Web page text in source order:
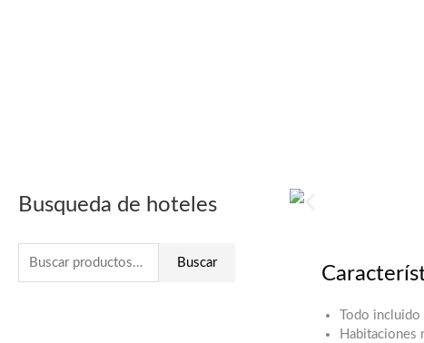
Busqueda de hoteles
Buscar
Buscar
Todo incluido
Habitaciones